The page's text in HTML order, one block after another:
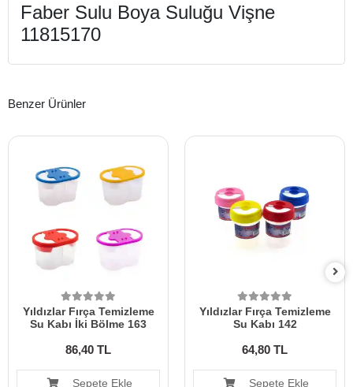
Faber Sulu Boya Suluğu Vişne
11815170
Benzer Ürünler
Yıldızlar Fırça Temizleme
Su Kabı İki Bölme 163
86,40 TL
Sepete Ekle
Yıldızlar Fırça Temizleme
Su Kabı 142
64,80 TL
Sepete Ekle